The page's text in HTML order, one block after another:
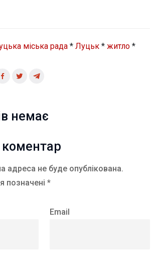
міська рада * Луцьк * житло *
немає
адреса не буде опублікована.
позначені *
Email